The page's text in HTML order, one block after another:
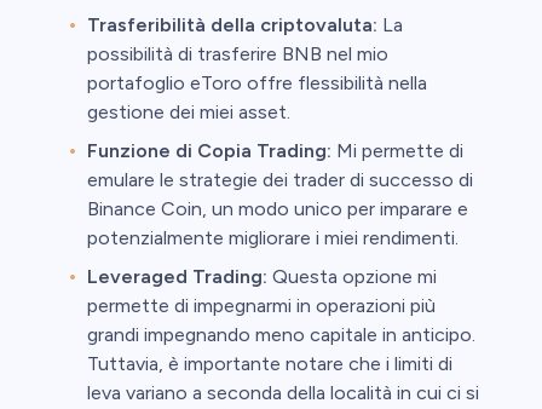
Trasferibilità della criptovaluta: La
possibilità di trasferire BNB nel mio
portafoglio eToro offre flessibilità nella
gestione dei miei asset.
Funzione di Copia Trading: Mi permette di
emulare le strategie dei trader di successo di
Binance Coin, un modo unico per imparare e
potenzialmente migliorare i miei rendimenti.
Leveraged Trading: Questa opzione mi
permette di impegnarmi in operazioni più
grandi impegnando meno capitale in anticipo.
Tuttavia, è importante notare che i limiti di
leva variano a seconda della località in cui ci si